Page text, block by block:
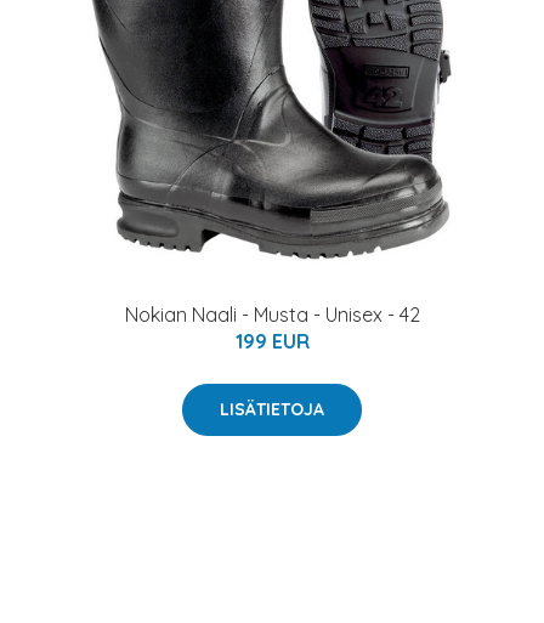
Nokian Naali - Musta - Unisex - 42
199 EUR
LISÄTIETOJA